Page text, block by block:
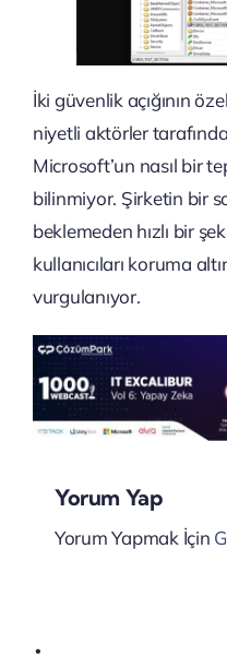
İki güvenlik açığının
niyetli aktörler
Microsoft’un nasıl bir
bilinmiyor. Şirketin bir
beklemeden hızlı bir
kullanıcıları koruma
vurgulanıyor.
Yorum Yap
Yorum Yapmak İçin